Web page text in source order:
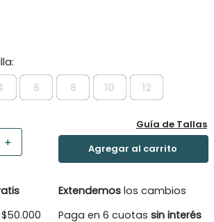
6 8 10 12
＋
Guía de Tallas
Extendemos los cambios
Paga en 6 cuotas sin interés